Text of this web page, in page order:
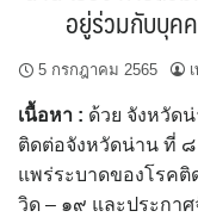
กองช่าง
กองยุทธศาสตร์และง
กองสาธารณสุขฯ
อยู่ร่วมกับบุค
5 กรกฎาคม 2565
เนื้อหา : ด้วย จังหวัด
ติดต่อจังหวัดน่าน ที่ ๘
แพร่ระบาดของโรค
วิด – ๑๙ และประกา